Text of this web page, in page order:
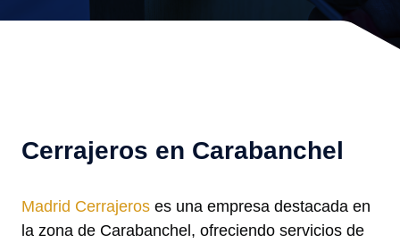
Cerrajeros en Carabanchel
Madrid Cerrajeros es una empresa destacada en
la zona de Carabanchel, ofreciendo servicios de